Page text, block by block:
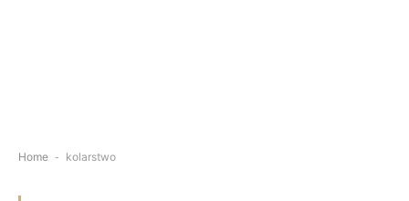
Home - kolarstwo